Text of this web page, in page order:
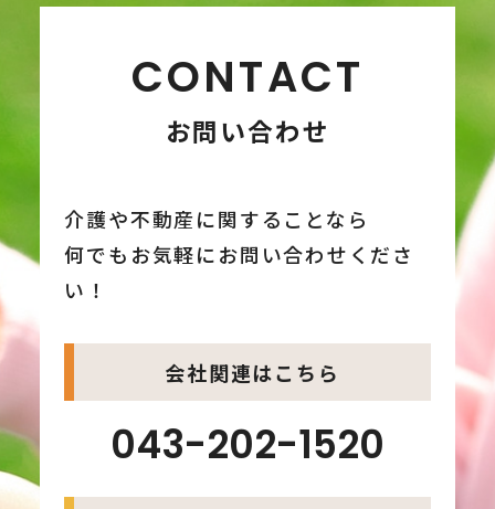
CONTACT
お問い合わせ
介護や不動産に関することなら
何でもお気軽にお問い合わせくださ
い！
会社関連はこちら
043-202-1520